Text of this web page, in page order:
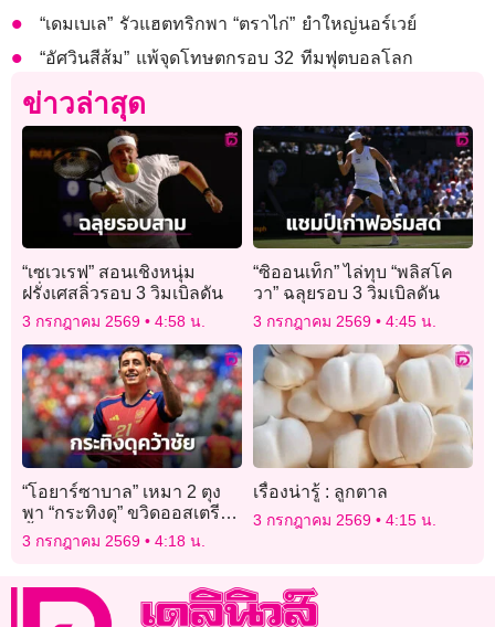
“เดมเบเล” รัวแฮตทริกพา “ตราไก่” ยำใหญ่นอร์เวย์
“อัศวินสีส้ม” แพ้จุดโทษตกรอบ 32 ทีมฟุตบอลโลก
ข่าวล่าสุด
“เซเวเรฟ” สอนเชิงหนุ่ม
ฝรั่งเศสลิ่วรอบ 3 วิมเบิลดัน
3 กรกฎาคม 2569 4:58 น.
“ซิออนเท็ก” ไล่ทุบ “พลิสโค
วา” ฉลุยรอบ 3 วิมเบิลดัน
3 กรกฎาคม 2569 4:45 น.
“โอยาร์ซาบาล” เหมา 2 ตุง
พา “กระทิงดุ” ขวิดออสเตรีย
ดิ้น
3 กรกฎาคม 2569 4:18 น.
เรื่องน่ารู้ : ลูกตาล
3 กรกฎาคม 2569 4:15 น.